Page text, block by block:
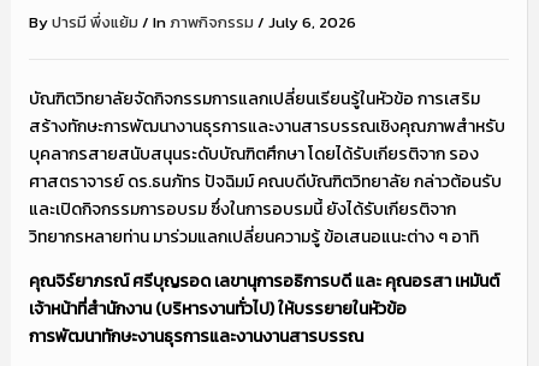
Byปารมี พึ่งแย้ม / Inภาพกิจกรรม / July 6, 2026
บัณฑิตวิทยาลัยจัดกิจกรรมการแลกเปลี่ยนเรียนรู้ในหัวข้อ การเสริม
สร้างทักษะการพัฒนางานธุรการและงานสารบรรณเชิงคุณภาพสำหรับ
บุคลากรสายสนับสนุนระดับบัณฑิตศึกษา โดยได้รับเกียรติจาก รอง
ศาสตราจารย์ ดร.ธนภัทร ปัจฉิมม์ คณบดีบัณฑิตวิทยาลัย กล่าวต้อนรับ
และเปิดกิจกรรมการอบรม ซึ่งในการอบรมนี้ ยังได้รับเกียรติจาก
วิทยากรหลายท่าน มาร่วมแลกเปลี่ยนความรู้ ข้อเสนอแนะต่าง ๆ อาทิ
คุณจิร์ยาภรณ์ ศรีบุญรอด เลขานุการอธิการบดี และ คุณอรสา เหมันต์
เจ้าหน้าที่สำนักงาน (บริหารงานทั่วไป) ให้บรรยายในหัวข้อ
การพัฒนาทักษะงานธุรการและงานงานสารบรรณ